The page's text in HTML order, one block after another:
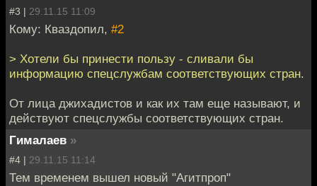
#3 | 29.11.15 11:09
Кому: Кваздопил, #2
> Хотели бы принести пользу - сливали бы
информацию спецслужбам соответствующих стран.
От лица джихадистов и как их там еще называют, и
действуют спецслужбы соответствующих стран.
Гималаев »
#4 | 29.11.15 11:14
Тем временем вышел новый "Агитпроп"